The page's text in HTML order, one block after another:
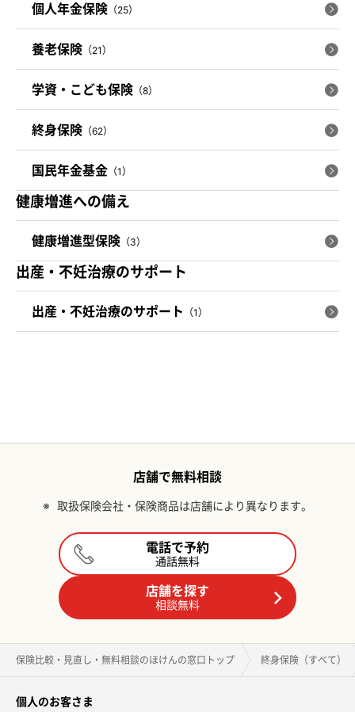
保険比較・見直し・無料相談のほけんの窓口トップ 終身保険（すべて）
個人年金保険 （25）
養老保険 （21）
学資・こども保険 （8）
終身保険 （62）
国民年金基金 （1）
健康増進への備え
健康増進型保険 （3）
出産・不妊治療のサポート
出産・不妊治療のサポート （1）
店舗で無料相談
※ 取扱保険会社・保険商品は店舗により異なります。
電話で予約
通話無料
店舗を探す
相談無料
個人のお客さま